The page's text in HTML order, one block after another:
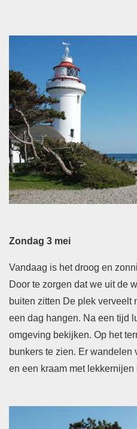
Zondag 3 mei
Vandaag is het droog en
Door te zorgen dat we uit de
buiten zitten De plek verveelt
een dag hangen. Na een tijd
omgeving bekijken. Op het
bunkers te zien. Er wandelen
en een kraam met